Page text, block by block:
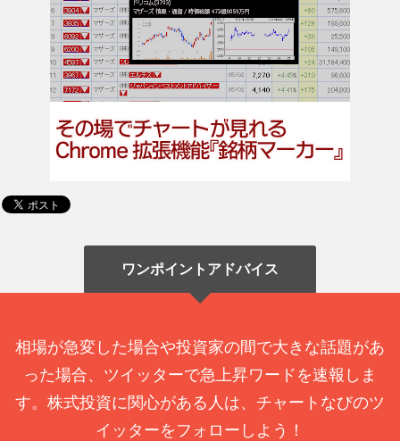
ワンポイントアドバイス
相場が急変した場合や投資家の間で大きな話題があ
った場合、ツイッターで急上昇ワードを速報しま
す。株式投資に関心がある人は、チャートなびのツ
イッターをフォローしよう！